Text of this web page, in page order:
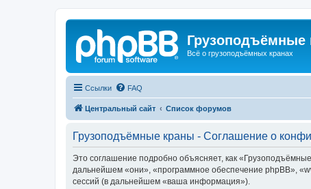
Грузоподъёмные
Всё о грузоподъёмных кранах
Ссылки FAQ
Центральный сайт Список форумов
Грузоподъёмные краны - Соглашение о
Это соглашение подробно объясняет, как
дальнейшем «они», «программное обеспечение phpBB»,
сессий (в дальнейшем «ваша информация»).